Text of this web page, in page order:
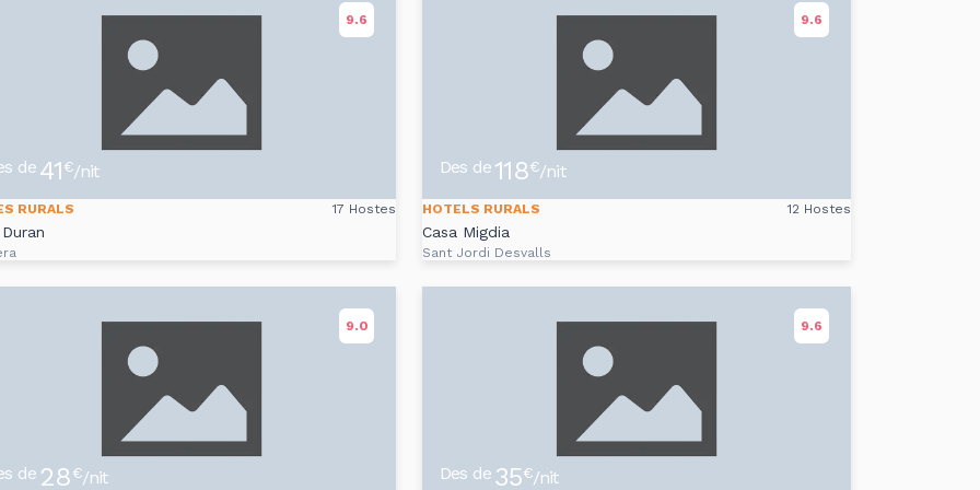
9.6
de 41€/nit
RURALS 17 Hostes
9.6
Des de 118€/nit
HOTELS RURALS 12 Hostes
Casa Migdia
Sant Jordi Desvalls
9.0
de 28€/nit
9.6
Des de 35€/nit